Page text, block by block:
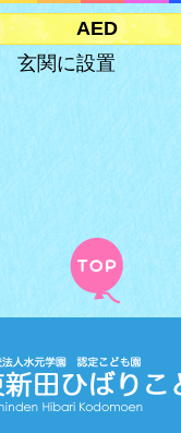
AED
玄関に設置